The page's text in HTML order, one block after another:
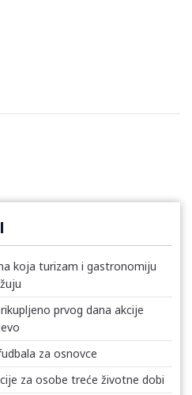
koja turizam i gastronomiju
prvog dana akcije
za osnovce
za osobe treće životne dobi